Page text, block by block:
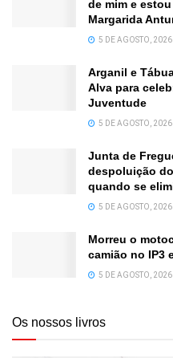
de mim e
Margarida
5 DE AGOSTO, 2026
Arganil e
Alva para
Juventude
5 DE AGOSTO, 2026
Junta de
despoluição
quando se
5 DE AGOSTO, 2026
Morreu o
camião no IP3
5 DE AGOSTO, 2026
Os nossos livros